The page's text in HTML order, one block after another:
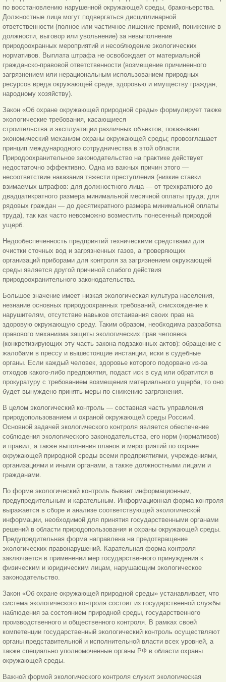
по восстановлению нарушенной окружающей среды, браконьерства.
Должностные лица могут подвергаться дисциплинарной
ответственности (полное или частичное лишение премий, понижение в
должности, выговор или увольнение) за невыполнение
природоохранных мероприятий и несоблюдение экологических
нормативов. Выплата штрафа не освобождает от материальной
гражданско-правовой ответственности (возмещение причиненного
загрязнением или нерациональным использованием природных
ресурсов вреда окружающей среде, здоровью и имуществу граждан,
народному хозяйству).
Закон «Об охране окружающей природной среды» формулирует также
экологические требования, касающиеся
строительства и эксплуатации различных объектов; показывает
экономический механизм охраны окружающей среды; провозглашает
принцип международного сотрудничества в этой области.
Природоохранительное законодательство на практике действует
недостаточно эффективно. Одна из важных причин этого —
несоответствие наказания тяжести преступления (низкие ставки
взимаемых штрафов: для должностного лица — от трехкратного до
двадцатикратного размера минимальной месячной оплаты труда; для
рядовых граждан — до десятикратного размера минимальной оплаты
труда), так как часто невозможно возместить понесенный природой
ущерб.
Недообеспеченность предприятий техническими средствами для
очистки сточных вод и загрязненных газов, а проверяющих
организаций приборами для контроля за загрязнением окружающей
среды является другой причиной слабого действия
природоохранительного законодательства.
Большое значение имеет низкая экологическая культура населения,
незнание основных природоохранных требований, снисхождение к
нарушителям, отсутствие навыков отстаивания своих прав на
здоровую окружающую среду. Таким образом, необходима разработка
правового механизма защиты экологических прав человека
(конкретизирующих эту часть закона подзаконных актов): обращение с
жалобами в прессу и вышестоящие инстанции, иски в судебные
органы. Если каждый человек, здоровье которого подорвано из-за
отходов какого-либо предприятия, подаст иск в суд или обратится в
прокуратуру с требованием возмещения материального ущерба, то оно
будет вынуждено принять меры по снижению загрязнения.
В целом экологический контроль — составная часть управления
природопользованием и охраной окружающей среды России4.
Основной задачей экологического контроля является обеспечение
соблюдения экологического законодательства, его норм (нормативов)
и правил, а также выполнения планов и мероприятий по охране
окружающей природной среды всеми предприятиями, учреждениями,
организациями и иными органами, а также должностными лицами и
гражданами.
По форме экологический контроль бывает информационным,
предупредительным и карательным. Информационная форма контроля
выражается в сборе и анализе соответствующей экологической
информации, необходимой для принятия государственными органами
решений в области природопользования и охраны окружающей среды.
Предупредительная форма направлена на предотвращение
экологических правонарушений. Карательная форма контроля
заключается в применении мер государственного принуждения к
физическим и юридическим лицам, нарушающим экологическое
законодательство.
Закон «Об охране окружающей природной среды» устанавливает, что
система экологического контроля состоит из государственной службы
наблюдения за состоянием природной среды, государственного
производственного и общественного контроля. В рамках своей
компетенции государственный экологический контроль осуществляют
органы представительной и исполнительной власти всех уровней, а
также специально уполномоченные органы РФ в области охраны
окружающей среды.
Важной формой экологического контроля служит экологическая